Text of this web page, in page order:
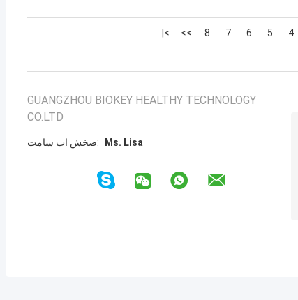
4
5
6
7
8
>>
>|
GUANGZHOU BIOKEY HEALTHY TECHNOLOGY
CO.LTD
تماس با شخص: Ms. Lisa